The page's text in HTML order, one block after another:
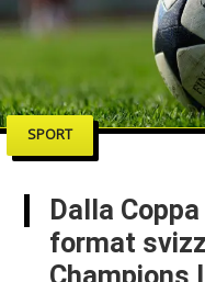
SPORT
Dalla
format